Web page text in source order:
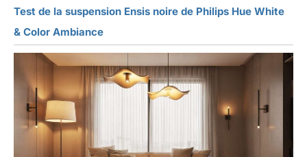
Test de la suspension Ensis noire de Philips Hue White
& Color Ambiance